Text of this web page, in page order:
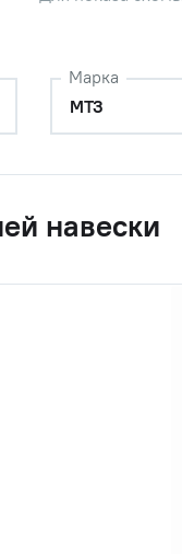
Марка
МТЗ
навески
Стяжка
Шайба
ручки,
Вилка